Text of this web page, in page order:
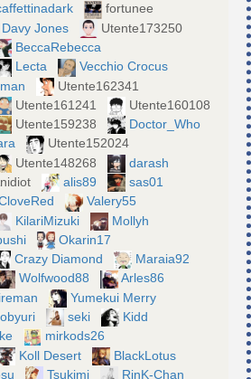
fortunee
Davy Jones
Utente173250
BeccaRebecca
Lecta
Vecchio Crocus
Utente162341
Utente161241
Utente160108
Utente159238
Doctor_Who
Utente152024
Utente148268
darash
alis89
sas01
Valery55
KilariMizuki
Mollyh
Okarin17
Crazy Diamond
Maraia92
Wolfwood88
Arles86
Yumekui Merry
seki
Kidd
mirkods26
Koll Desert
BlackLotus
Tsukimi
RinK-Chan